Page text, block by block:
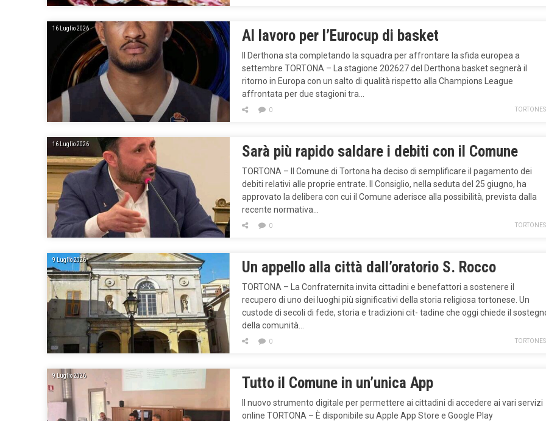
16 Luglio 2026 Al lavoro per l’Eurocup di basket
Il Derthona sta completando la squadra per affrontare la sfida europea a
settembre TORTONA – La stagione 202627 del Derthona basket segnerà il
ritorno in Europa con un salto di qualità rispetto alla Champions League
affrontata per due stagioni tra…
0
16 Luglio 2026 Sarà più rapido saldare i debiti con il Comune
TORTONA – Il Comune di Tortona ha deciso di semplificare il pagamento dei
debiti relativi alle proprie entrate. Il Consiglio, nella seduta del 25 giugno, ha
approvato la delibera con cui il Comune aderisce alla possibilità, prevista dalla
recente normativa…
0
9 Luglio 2026 Un appello alla città dall’oratorio S. Rocco
TORTONA – La Confraternita invita cittadini e benefattori a sostenere il
recupero di uno dei luoghi più significativi della storia religiosa tortonese. Un
custode di secoli di fede, storia e tradizioni cit- tadine che oggi chiede il
della comunità…
0
9 Luglio 2026 Tutto il Comune in un’unica App
Il nuovo strumento digitale per permettere ai cittadini di accedere ai vari servizi
online TORTONA – È disponibile su Apple App Store e Google Play